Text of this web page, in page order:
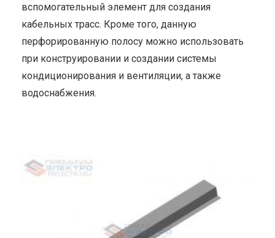
вспомогательный элемент для создания
кабельных трасс. Кроме того, данную
перфорированную полосу можно использовать
при конструировании и создании системы
кондиционирования и вентиляции, а также
водоснабжения.